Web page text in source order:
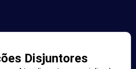
Disjuntores